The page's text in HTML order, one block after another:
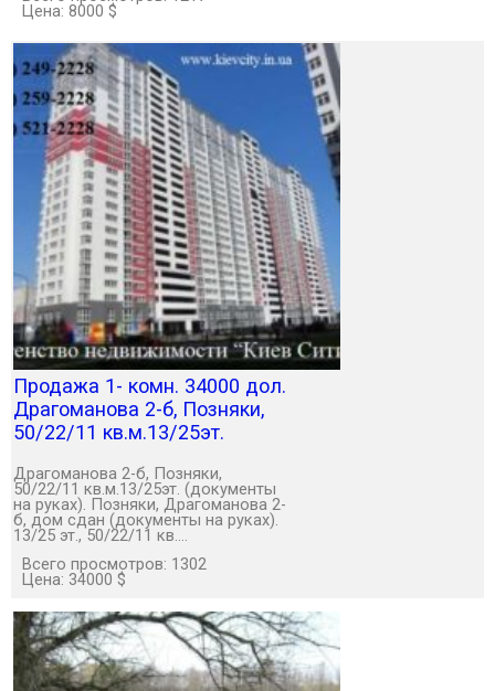
Цена: 8000 $
Продажа 1- комн. 34000 дол.
Драгоманова 2-б, Позняки,
50/22/11 кв.м.13/25эт.
Драгоманова 2-б, Позняки,
50/22/11 кв.м.13/25эт. (документы
на руках). Позняки, Драгоманова 2-
б, дом сдан (документы на руках).
13/25 эт., 50/22/11 кв.…
Всего просмотров: 1302
Цена: 34000 $